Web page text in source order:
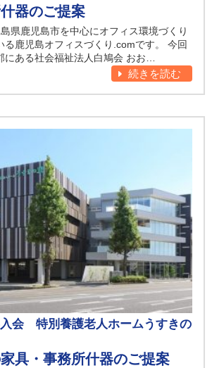
器のご提案
県鹿児島市を中心にオフィス環境づくり
る鹿児島オフィスづくり.comです。 今回
にある社会福祉法人白鳩会 おお…
続きを読む
会 特別養護老人ホームうすきの
具・事務所什器のご提案